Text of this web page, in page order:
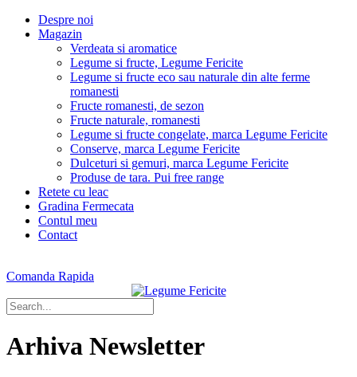
Despre noi
Magazin
Verdeata si aromatice
Legume si fructe, Legume Fericite
Legume si fructe eco sau naturale din alte ferme
romanesti
Fructe romanesti, de sezon
Fructe naturale, romanesti
Legume si fructe congelate, marca Legume Fericite
Conserve, marca Legume Fericite
Dulceturi si gemuri, marca Legume Fericite
Produse de tara. Pui free range
Retete cu leac
Gradina Fermecata
Contul meu
Contact
Comanda Rapida
Arhiva Newsletter